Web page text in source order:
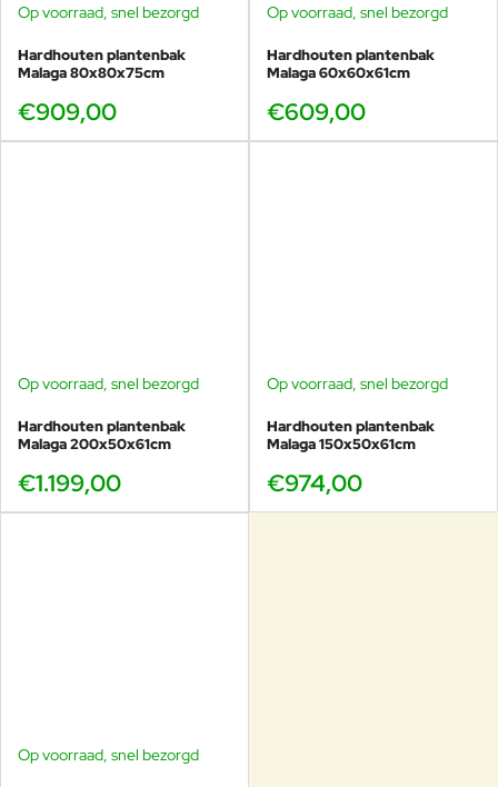
Op voorraad, snel bezorgd
Hardhouten plantenbak
Malaga 80x80x75cm
€909,00
Op voorraad, snel bezorgd
Hardhouten plantenbak
Malaga 60x60x61cm
€609,00
Op voorraad, snel bezorgd
Hardhouten plantenbak
Malaga 200x50x61cm
€1.199,00
Op voorraad, snel bezorgd
Hardhouten plantenbak
Malaga 150x50x61cm
€974,00
Op voorraad, snel bezorgd